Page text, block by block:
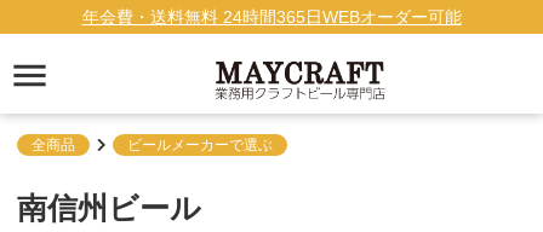
年会費・送料無料 24時間365日WEBオーダー可能
全商品 ビールメーカーで選ぶ
南信州ビール